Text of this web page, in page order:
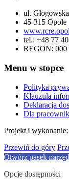
ul.
45-315 Opole
tel.: +48 77
REGON: 000
Menu w stopce
Polityka
Klauzula
Deklaracja
Dla
Projekt i wykonanie:
Przewiń do góry
Otwórz pasek
Opcje dostępności